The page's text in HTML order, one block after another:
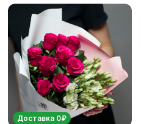
Доставка 0₽